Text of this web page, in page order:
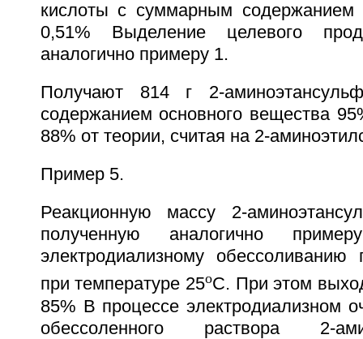
кислоты с суммарным содержанием
0,51% Выделение целевого
аналогично примеру 1.
Получают 814 г 2-
содержанием основного вещества
88% от теории, считая на 2-
Пример 5.
Реакционную массу 2-
полученную аналогично
электродиализному
при температуре 25oC. При этом
85% В процессе электродиализном
обессоленного раствора 2-